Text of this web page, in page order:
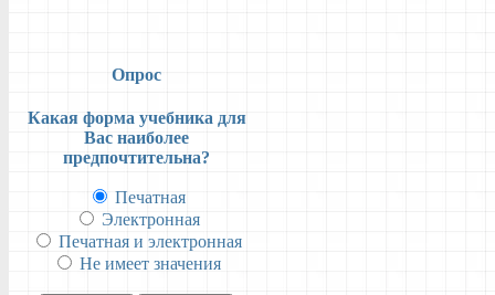
Опрос
Какая форма учебника для
Вас наиболее
предпочтительна?
Печатная
Электронная
Печатная и электронная
Не имеет значения